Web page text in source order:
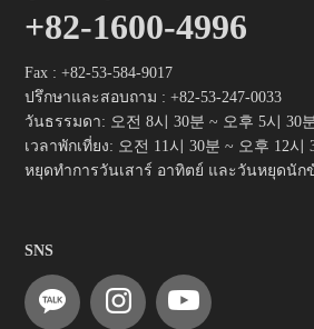
+82-1600-4996
Fax : +82-53-584-9017
ปรึกษาและสอบถาม :+82-53-247-0033
วันธรรมดา: 오전 8시 30분 ~ 오후 5시 30
เวลาพักเที่ยง: 오전 11시 30분 ~ 오후 12시
หยุดทำการวันเสาร์ อาทิตย์ และวันหยุดนัก
SNS